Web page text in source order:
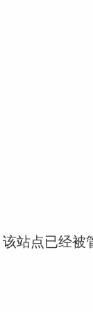
站点已经被